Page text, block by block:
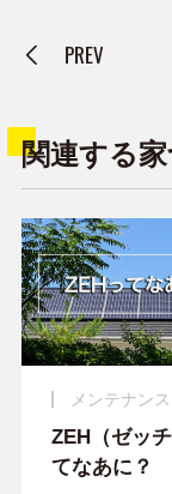
PREV
関連する
メンテナンス
ZEH（ゼッ
てなあに？